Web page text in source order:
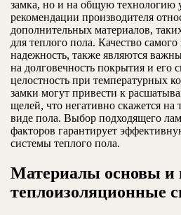
замка, но и на общую технологию
рекомендации производителя
дополнительных материалов,
для теплого пола. Качество
надежность, также являются
на долговечность покрытия и его
целостность при температурных
замки могут привести к
щелей, что негативно скажется
виде пола. Выбор подходящего
факторов гарантирует
системы теплого пола.
Материалы основы и
теплоизоляционные